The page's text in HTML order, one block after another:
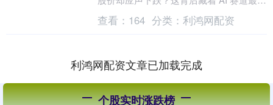
迫的行业讯号。 820 亿营收超预期，....
查看： 164 分类： 利鸿网配资
利鸿网配资文章已加载完成
个股实时涨跌榜